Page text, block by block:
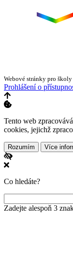
Webové stránky pro školy
Prohlášení o
Tento web
cookies, jejichž
Rozumím Více
Co hledáte?
Zadejte alespoň 3